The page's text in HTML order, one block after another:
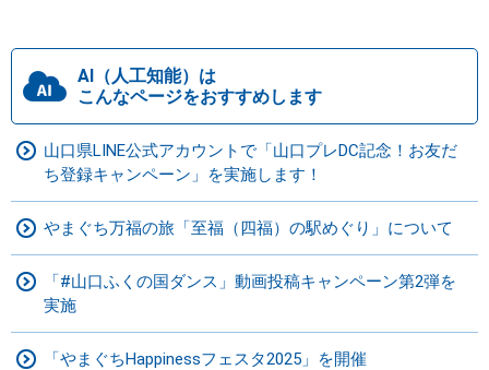
AI（人工知能）は
こんなページをおすすめします
山口県LINE公式アカウントで「山口プレDC記念！お友だ
ち登録キャンペーン」を実施します！
やまぐち万福の旅「至福（四福）の駅めぐり」について
「#山口ふくの国ダンス」動画投稿キャンペーン第2弾を
実施
「やまぐちHappinessフェスタ2025」を開催